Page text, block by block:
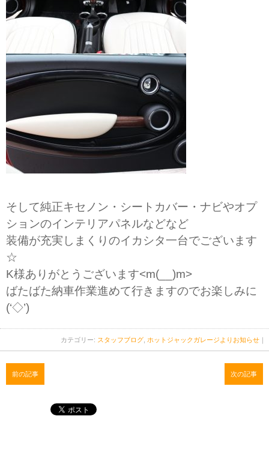
そして純正キセノン・シートカバー・ナビやオプ
ションのインテリアパネルなどなど
装備が充実しまくりのイカシタ一台でございます
☆
K様ありがとうございます<m(__)m>
ばたばた納車作業進めて行きますのでお楽しみに
(‘◇’)ゞ
カテゴリー: スタッフブログ ホットジャックガレージよりお知らせ ｜
前の記事 次の記事